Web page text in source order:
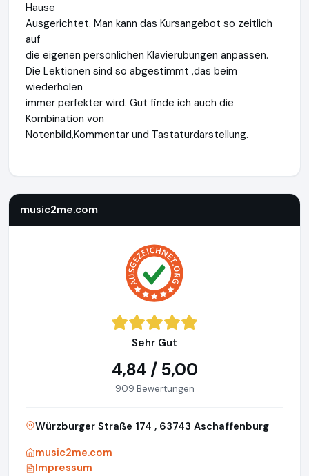
Hause
Ausgerichtet. Man kann das Kursangebot so zeitlich
auf
die eigenen persönlichen Klavierübungen anpassen.
Die Lektionen sind so abgestimmt ,das beim
wiederholen
immer perfekter wird. Gut finde ich auch die
Kombination von
Notenbild,Kommentar und Tastaturdarstellung.
music2me.com
Sehr Gut
4,84 / 5,00
909 Bewertungen
Würzburger Straße 174 , 63743 Aschaffenburg
music2me.com
Impressum